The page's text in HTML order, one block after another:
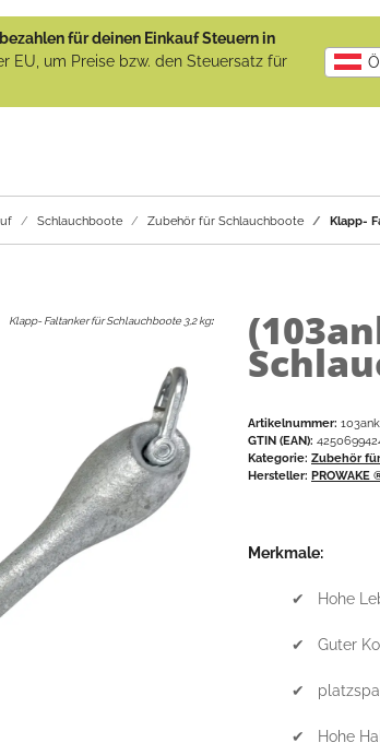
für deinen Einkauf Steuern in
EU, um Preise bzw. den Steuersatz für
Schlauchboote Zubehör für Schlauchboote Klapp-
Klapp- Faltanker für Schlauchboote 3,2 kg:
Artikelnummer:
GTIN (EAN):
Kategorie: Zubehör
Hersteller: PROWAKE
Merkmale:
✔ Hohe
✔ Guter
✔
✔ Hohe